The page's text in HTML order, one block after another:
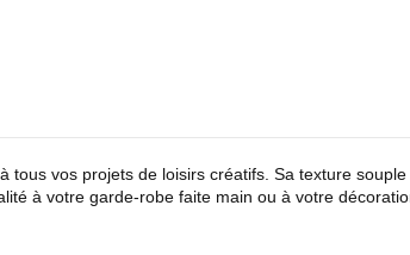
tous vos projets de loisirs créatifs. Sa texture
à votre garde-robe faite main ou à votre